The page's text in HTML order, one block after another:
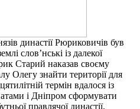
династії Рюриковичів був
слов’нські із далекої
Старий наказав своєму
Олегу знайти території для
термін вдалося із
і Дніпром сформувати
правлячої династії.